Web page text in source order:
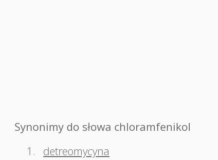
Synonimy do słowa chloramfenikol
1.
detreomycyna